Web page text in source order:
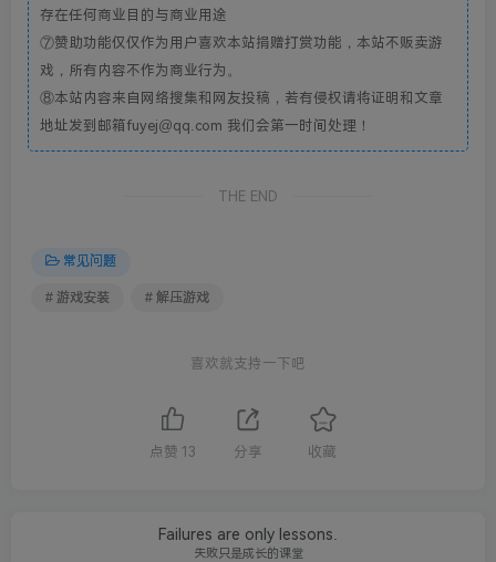
存在任何商业目的与商业用途
⑦赞助功能仅仅作为用户喜欢本站捐赠打赏功能，本站不贩卖游
戏，所有内容不作为商业行为。
⑧本站内容来自网络搜集和网友投稿，若有侵权请将证明和文章
地址发到邮箱fuyej@qq.com 我们会第一时间处理！
THE END
常见问题
# 游戏安装 # 解压游戏
喜欢就支持一下吧
点赞 13 分享 收藏
Failures are only lessons.
失败只是成长的课堂